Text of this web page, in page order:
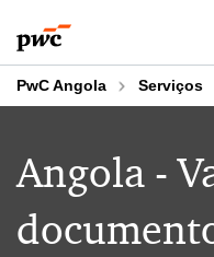
to
content
to
footer
PwC Angola Serviços
Angola -